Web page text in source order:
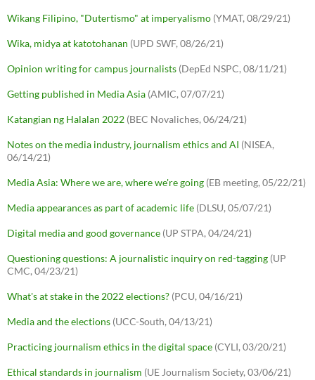
Wikang Filipino, "Dutertismo" at imperyalismo (YMAT, 08/29/21)
Wika, midya at katotohanan (UPD SWF, 08/26/21)
Opinion writing for campus journalists (DepEd NSPC, 08/11/21)
Getting published in Media Asia (AMIC, 07/07/21)
Katangian ng Halalan 2022 (BEC Novaliches, 06/24/21)
Notes on the media industry, journalism ethics and AI (NISEA,
06/14/21)
Media Asia: Where we are, where we're going (EB meeting, 05/22/21)
Media appearances as part of academic life (DLSU, 05/07/21)
Digital media and good governance (UP STPA, 04/24/21)
Questioning questions: A journalistic inquiry on red-tagging (UP
CMC, 04/23/21)
What's at stake in the 2022 elections? (PCU, 04/16/21)
Media and the elections (UCC-South, 04/13/21)
Practicing journalism ethics in the digital space (CYLI, 03/20/21)
Ethical standards in journalism (UE Journalism Society, 03/06/21)